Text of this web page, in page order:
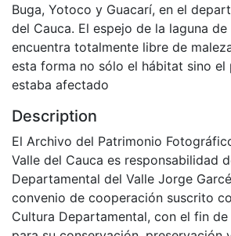
Buga, Yotoco y Guacarí, en el
del Cauca. El espejo de la laguna de
encuentra totalmente libre de
esta forma no sólo el hábitat sino el
estaba afectado
Description
El Archivo del Patrimonio
Valle del Cauca es responsabilidad
Departamental del Valle Jorge
convenio de cooperación suscrito
Cultura Departamental, con el fin